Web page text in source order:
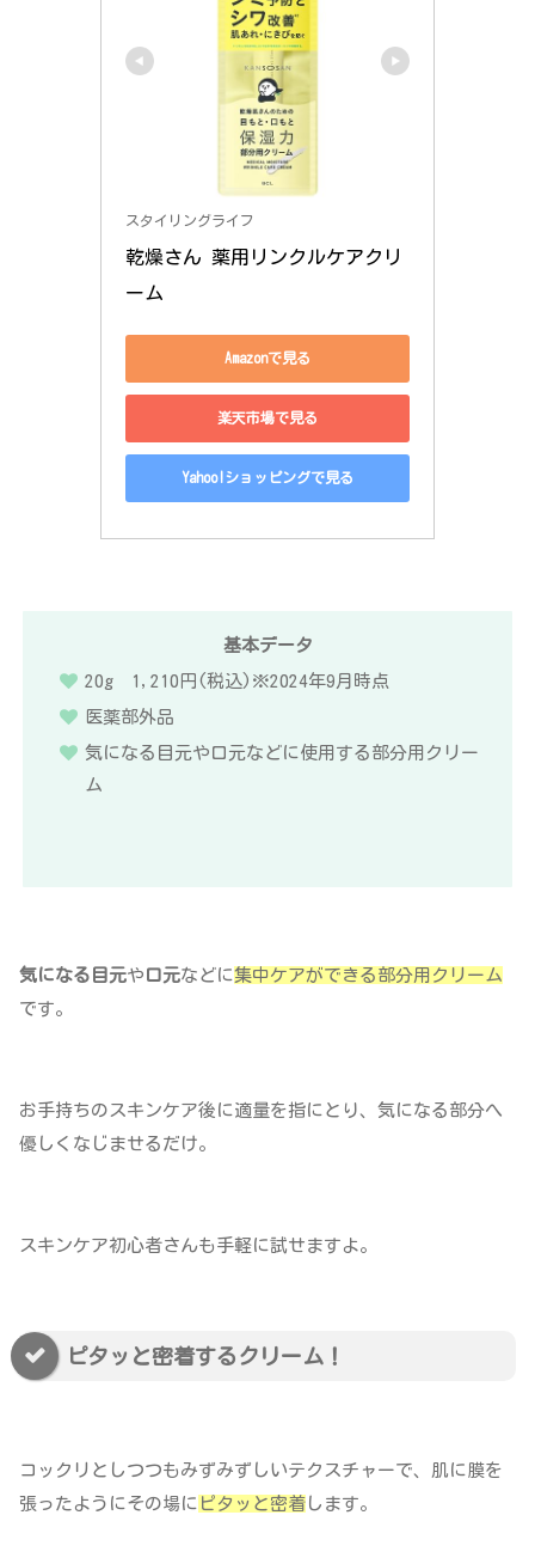
スタイリングライフ
乾燥さん 薬用リンクルケアクリ
ーム
Amazonで見る
楽天市場で見る
Yahoo!ショッピングで見る
基本データ
20g 1,210円(税込)※2024年9月時点
医薬部外品
気になる目元や口元などに使用する部分用クリー
ム
気になる目元や 口元などに集中ケアができる部分用クリーム
です。
お手持ちのスキンケア後に適量を指にとり、気になる部分へ
優しくなじませるだけ。
スキンケア初心者さんも手軽に試せますよ。
ピタッと密着するクリーム！
コックリとしつつもみずみずしいテクスチャーで、肌に膜を
張ったようにその場に ピタッと密着 します。